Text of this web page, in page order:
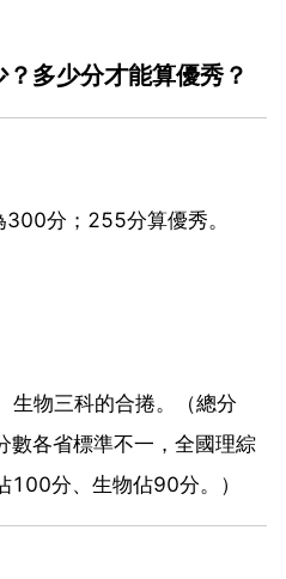
多少分才能算優秀？
分；255分算優秀。
生物三科的合捲。（總分
數各省標準不一，全國理綜
分、生物佔90分。）